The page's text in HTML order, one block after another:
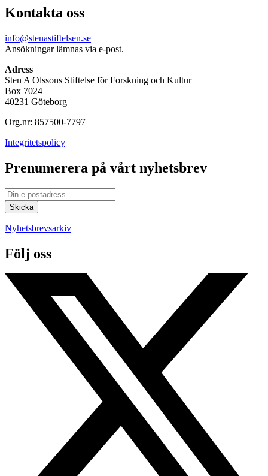
Kontakta oss
info@stenastiftelsen.se
Ansökningar lämnas via e-post.
Adress
Sten A Olssons Stiftelse för Forskning och Kultur
Box 7024
40231 Göteborg
Org.nr: 857500-7797
Integritetspolicy
Prenumerera på vårt nyhetsbrev
Nyhetsbrevsarkiv
Följ oss